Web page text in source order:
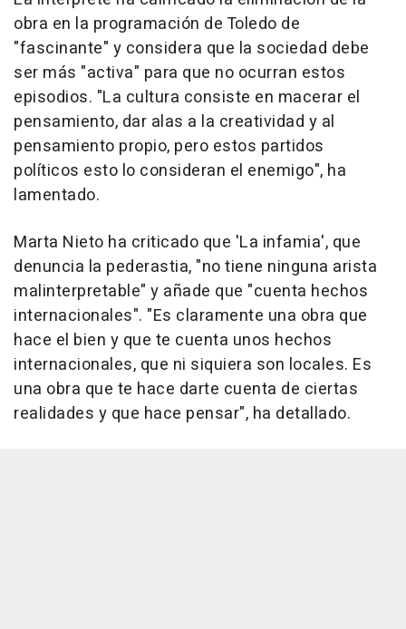
obra en la programación de Toledo de
"fascinante" y considera que la sociedad debe
ser más "activa" para que no ocurran estos
episodios. "La cultura consiste en macerar el
pensamiento, dar alas a la creatividad y al
pensamiento propio, pero estos partidos
políticos esto lo consideran el enemigo", ha
lamentado.
Marta Nieto ha criticado que 'La infamia', que
denuncia la pederastia, "no tiene ninguna arista
malinterpretable" y añade que "cuenta hechos
internacionales". "Es claramente una obra que
hace el bien y que te cuenta unos hechos
internacionales, que ni siquiera son locales. Es
una obra que te hace darte cuenta de ciertas
realidades y que hace pensar", ha detallado.